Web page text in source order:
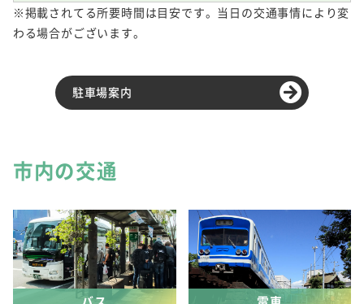
※掲載されてる所要時間は目安です。当日の交通事情により変
わる場合がございます。
駐車場案内
市内の交通